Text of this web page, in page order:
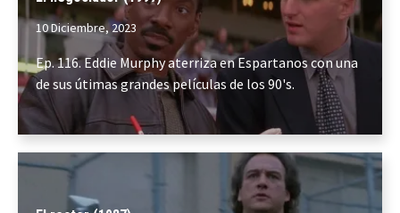
10 Diciembre, 2023
Ep. 116. Eddie Murphy aterriza en Espartanos con una
de sus útimas grandes películas de los 90's.